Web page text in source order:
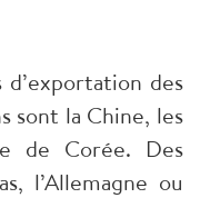
des
sont la Chine, les
de Corée. Des
l’Allemagne ou